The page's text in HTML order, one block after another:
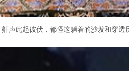
声此起彼伏，都怪这躺着的沙发和穿